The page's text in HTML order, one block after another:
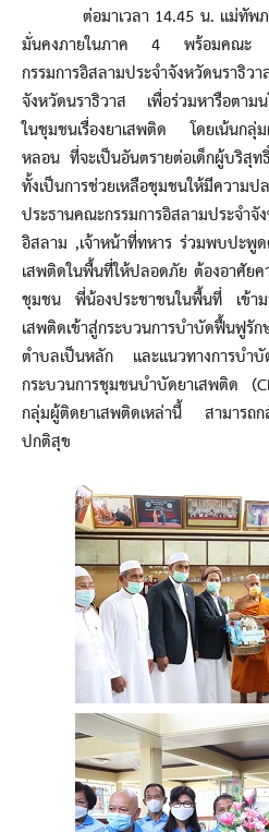
ต่อมาเวลา 14.45 น. แม่ทัพภา
มั่นคงภายในภาค 4 พร้อมคณะ เ
กรรมการอิสลามประจำจังหวัดนร
จังหวัดนราธิวาส เพื่อร่วมหารือตาม
ในชุมชนเรื่องยาเสพติด โดยเน้นก
หลอน ที่จะเป็นอันตรายต่อเด็กผู้บริสุ
ทั้งเป็นการช่วยเหลือชุมชนให้มีความป
ประธานคณะกรรมการอิสลามประจำ
อิสลาม ,เจ้าหน้าที่ทหาร ร่วมพบปะพู
เสพติดในพื้นที่ให้ปลอดภัย ต้องอาศัย
ชุมชน พี่น้องประชาชนในพื้นที่ เข้าม
เสพติดเข้าสู่กระบวนการบำบัดฟื้นฟู
ตำบลเป็นหลัก และแนวทางการ
กระบวนการชุมชนบำบัดยาเสพติด
กลุ่มผู้ติดยาเสพติดเหล่านี้ สามารถก
ปกติสุข